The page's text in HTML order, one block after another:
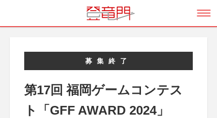
募集終了
第17回 福岡ゲームコンテス
ト「GFF AWARD 2024」